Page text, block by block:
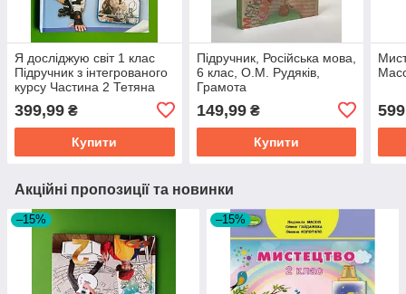
Я досліджую світ 1 клас
Підручник з інтегрованого
курсу Частина 2 Тетяна
399,99 ₴
Купити
Підручник, Російська мова,
6 клас, О.М. Рудяків,
Грамота
149,99₴
Купити
Акційні пропозиції та новинки
–15% –15%